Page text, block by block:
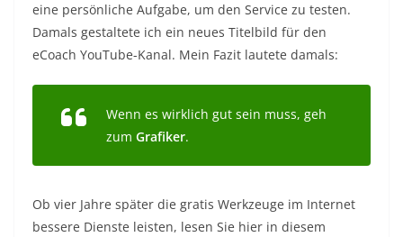
eine persönliche Aufgabe, um den Service zu testen.
Damals gestaltete ich ein neues Titelbild für den
eCoach YouTube-Kanal. Mein Fazit lautete damals:
Wenn es wirklich gut sein muss, geh
zum Grafiker.
Ob vier Jahre später die gratis Werkzeuge im Internet
bessere Dienste leisten, lesen Sie hier in diesem